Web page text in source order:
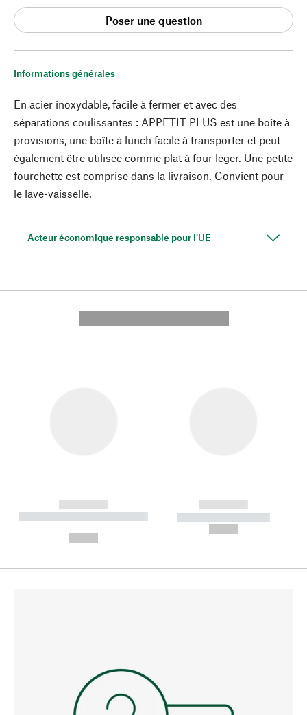
Informations générales
En acier inoxydable, facile à fermer et avec des
séparations coulissantes : APPETIT PLUS est une boîte à
provisions, une boîte à lunch facile à transporter et peut
également être utilisée comme plat à four léger. Une petite
fourchette est comprise dans la livraison. Convient pour
le lave-vaisselle.
Acteur économique responsable pour l'UE
Poser une question
------------
----------- ----------- --------
------------
----------- -----------